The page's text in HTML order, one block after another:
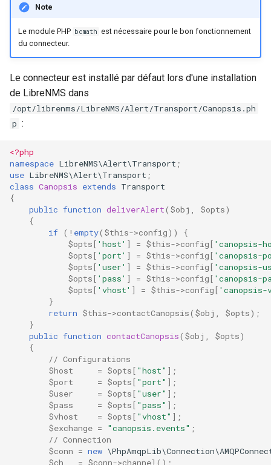
suivant
Listes de lecture
LLMs
Modèles de commentaires
Calcul d'état et de sévérité
Stockage de données
Planification
Rôles
Note
Le module PHP bcmath est nécessaire pour le bon fonctionnement
du connecteur.
Le connecteur est installé par défaut lors d'une installation
de LibreNMS dans
/opt/librenms/LibreNMS/Alert/Transport/Canopsis.ph
p :
<?php
namespace LibreNMS\Alert\Transport ;
use LibreNMS\Alert\Transport ;
class Canopsis extends Transport
{
public function deliverAlert( $obj , $opts)
{
if ( ! empty( $this->config))
{
$opts[ 'host' ] = $this->config[ 'canopsis-
$opts[ 'port' ] = $this->config[ 'canopsis-
$opts[ 'user' ] = $this->config[ 'canopsis-
$opts[ 'pass' ] = $this->config[ 'canopsis-
$opts[ 'vhost' ] = $this->config[ 'canopsis-
}
return $this->contactCanopsis( $obj , $opts);
}
public function contactCanopsis( $obj , $opts)
{
// Configurations
$host
= $opts[ "host" ];
$port
= $opts[ "port" ];
$user
= $opts[ "user" ];
$pass
= $opts[ "pass" ];
$vhost
= $opts[ "vhost" ];
$exchange = "canopsis.events" ;
// Connection
$conn = new
$ch
= $conn->channel();